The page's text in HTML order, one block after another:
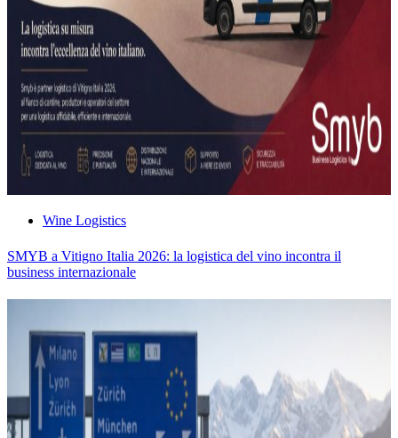
Wine Logistics
SMYB a Vitigno Italia 2026: la logistica del vino incontra il
business internazionale